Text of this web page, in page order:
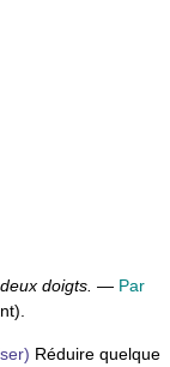
doigts. — Par
Réduire quelque